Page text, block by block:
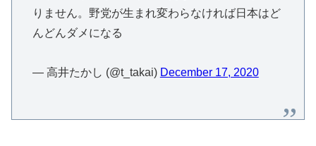
りません。野党が生まれ変わらなければ日本はど
んどんダメになる
— 高井たかし (@t_takai) December 17, 2020